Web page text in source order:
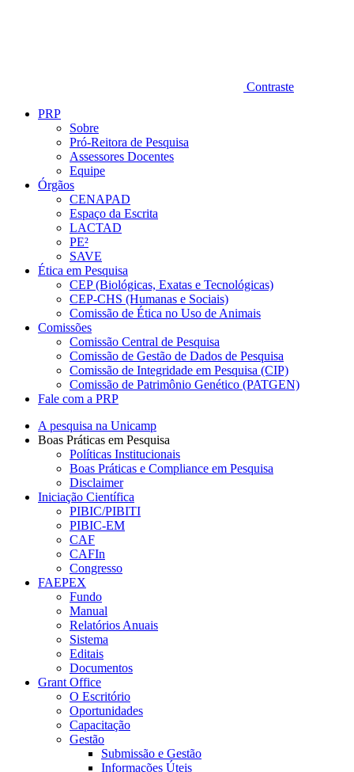
Contraste
PRP
Sobre
Pró-Reitora de Pesquisa
Assessores Docentes
Equipe
Órgãos
CENAPAD
Espaço da Escrita
LACTAD
PE²
SAVE
Ética em Pesquisa
CEP (Biológicas, Exatas e Tecnológicas)
CEP-CHS (Humanas e Sociais)
Comissão de Ética no Uso de Animais
Comissões
Comissão Central de Pesquisa
Comissão de Gestão de Dados de Pesquisa
Comissão de Integridade em Pesquisa (CIP)
Comissão de Patrimônio Genético (PATGEN)
Fale com a PRP
A pesquisa na Unicamp
Boas Práticas em Pesquisa
Políticas Institucionais
Boas Práticas e Compliance em Pesquisa
Disclaimer
Iniciação Científica
PIBIC/PIBITI
PIBIC-EM
CAF
CAFIn
Congresso
FAEPEX
Fundo
Manual
Relatórios Anuais
Sistema
Editais
Documentos
Grant Office
O Escritório
Oportunidades
Capacitação
Gestão
Submissão e Gestão
Informações Úteis